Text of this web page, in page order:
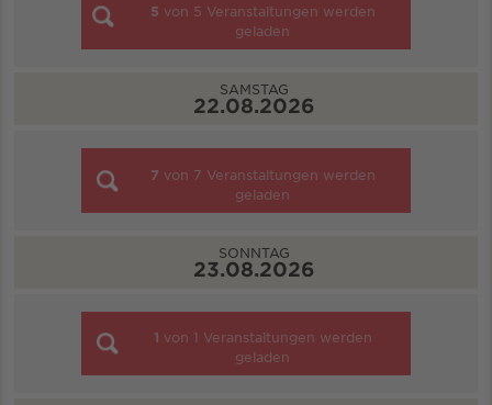
5 von 5 Veranstaltungen werden
geladen
SAMSTAG
22.08.2026
7 von 7 Veranstaltungen werden
geladen
SONNTAG
23.08.2026
1 von 1 Veranstaltungen werden
geladen